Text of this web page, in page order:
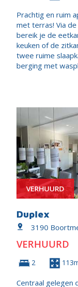
Prachtig en ruim
met terras! Via
bereik je de
keuken of de
twee ruime
berging met
VERHUURD
Duplex
3190
VERHUURD
2
Centraal gelegen